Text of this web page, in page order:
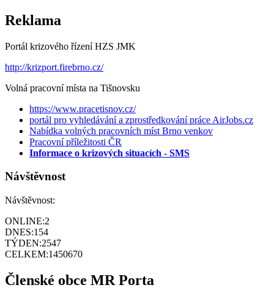
Reklama
Portál krizového řízení HZS JMK
http://krizport.firebrno.cz/
Volná pracovní místa na Tišnovsku
https://www.pracetisnov.cz/
portál pro vyhledávání a zprostředkování práce AirJobs.cz
Nabídka volných pracovních míst Brno venkov
Pracovní příležitosti ČR
Informace o krizových situacích - SMS
Návštěvnost
Návštěvnost:
ONLINE:2
DNES:154
TÝDEN:2547
CELKEM:1450670
Členské obce MR Porta